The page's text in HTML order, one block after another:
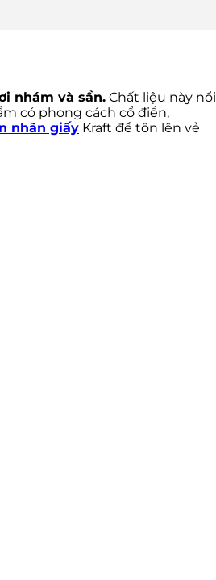
nhám và sần. Chất liệu này nổi
có phong cách cổ điển,
nhãn giấy Kraft để tôn lên vẻ